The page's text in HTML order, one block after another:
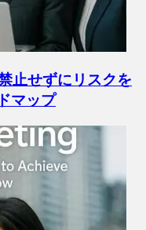
止せずにリスクを
マップ